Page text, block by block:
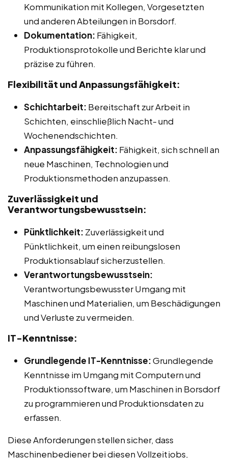
Kommunikation mit Kollegen, Vorgesetzten
und anderen Abteilungen in Borsdorf.
Dokumentation: Fähigkeit,
Produktionsprotokolle und Berichte klar und
präzise zu führen.
Flexibilität und Anpassungsfähigkeit:
Schichtarbeit: Bereitschaft zur Arbeit in
Schichten, einschließlich Nacht- und
Wochenendschichten.
Anpassungsfähigkeit: Fähigkeit, sich schnell an
neue Maschinen, Technologien und
Produktionsmethoden anzupassen.
Zuverlässigkeit und
Verantwortungsbewusstsein:
Pünktlichkeit: Zuverlässigkeit und
Pünktlichkeit, um einen reibungslosen
Produktionsablauf sicherzustellen.
Verantwortungsbewusstsein:
Verantwortungsbewusster Umgang mit
Maschinen und Materialien, um Beschädigungen
und Verluste zu vermeiden.
IT-Kenntnisse:
Grundlegende IT-Kenntnisse:Grundlegende
Kenntnisse im Umgang mit Computern und
Produktionssoftware, um Maschinen in Borsdorf
zu programmieren und Produktionsdaten zu
erfassen.
Diese Anforderungen stellen sicher, dass
Maschinenbediener bei diesen Vollzeitjobs,